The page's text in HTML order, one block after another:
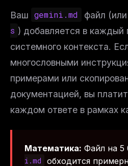
Ваш gemini.md файл (или
s ) добавляется в каждый
системного контекста.
многословными
примерами или
документацией, вы
каждом ответе в рамках
Математика: Файл на 5
i.md
обходится